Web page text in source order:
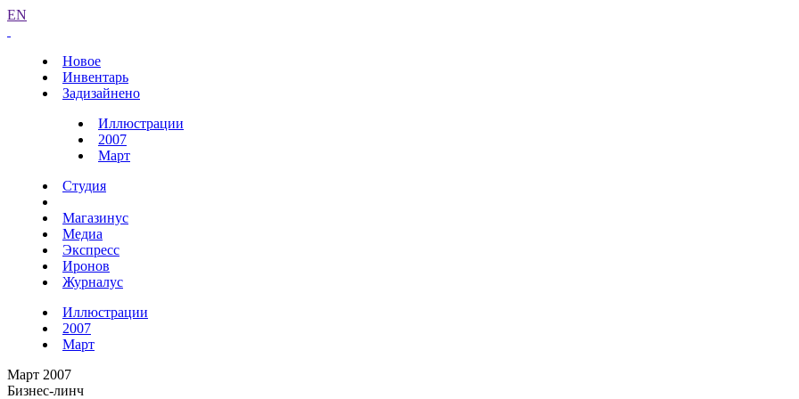
EN
Новое
Инвентарь
Задизайнено
Иллюстрации
2007
Март
Студия
Магазинус
Медиа
Экспресс
Иронов
Журналус
Иллюстрации
2007
Март
Март 2007
Бизнес-линч